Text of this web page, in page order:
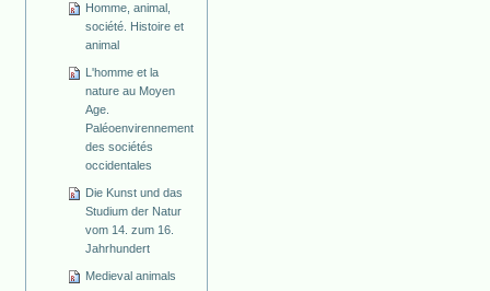
Homme, animal,
société. Histoire et
animal
L'homme et la
nature au Moyen
Age.
Paléoenvirennement
des sociétés
occidentales
Die Kunst und das
Studium der Natur
vom 14. zum 16.
Jahrhundert
Medieval animals